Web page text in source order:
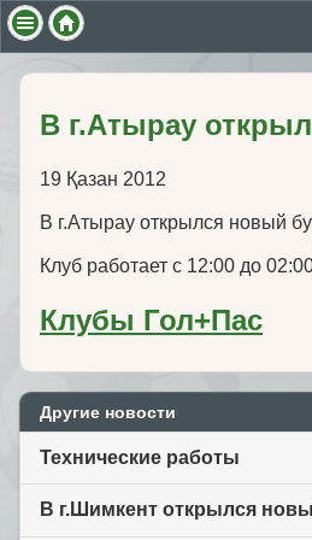
В г.Атырау
19 Қазан 2012
В г.Атырау открылся новый
Клуб работает с 12:00 до
Клубы Гол+Пас
Другие новости
Технические работы
В г.Шимкент открылся